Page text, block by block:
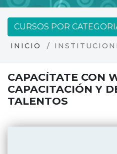
CURSOS POR
INICIO
CAPACÍTATE CON
CAPACITACIÓN Y
TALENTOS